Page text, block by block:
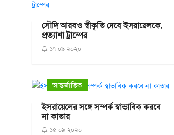
সৌদি আরবও স্বীকৃতি দেবে ইসরায়েলকে,
প্রত্যাশা ট্রাম্পের
১৭-০৯-২০২০
আন্তর্জাতিক
ইসরায়েলের সঙ্গে সম্পর্ক স্বাভাবিক করবে
না কাতার
১৫-০৯-২০২০